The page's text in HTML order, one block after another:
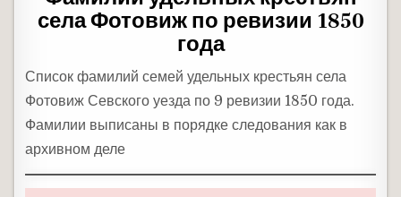
села Фотовиж по ревизии 1850
года
Список фамилий семей удельных крестьян села
Фотовиж Севского уезда по 9 ревизии 1850 года.
Фамилии выписаны в порядке следования как в
архивном деле